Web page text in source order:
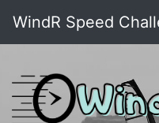
WindR Speed